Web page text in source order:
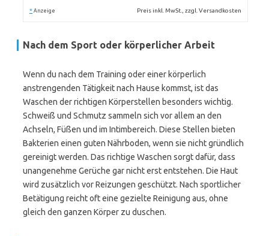
* Anzeige Preis inkl. MwSt., zzgl. Versandkosten
Nach dem Sport oder körperlicher Arbeit
Wenn du nach dem Training oder einer körperlich
anstrengenden Tätigkeit nach Hause kommst, ist das
Waschen der richtigen Körperstellen besonders wichtig.
Schweiß und Schmutz sammeln sich vor allem an den
Achseln, Füßen und im Intimbereich. Diese Stellen bieten
Bakterien einen guten Nährboden, wenn sie nicht gründlich
gereinigt werden. Das richtige Waschen sorgt dafür, dass
unangenehme Gerüche gar nicht erst entstehen. Die Haut
wird zusätzlich vor Reizungen geschützt. Nach sportlicher
Betätigung reicht oft eine gezielte Reinigung aus, ohne
gleich den ganzen Körper zu duschen.